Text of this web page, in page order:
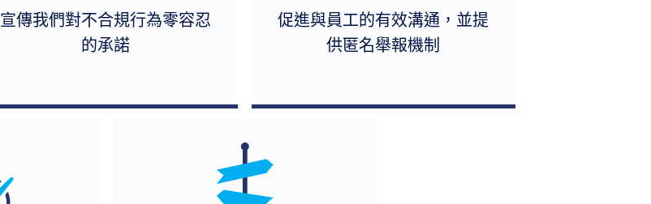
宣傳我們對不合規行為零容忍
的承諾
促進與員工的有效溝通，並提
供匿名舉報機制